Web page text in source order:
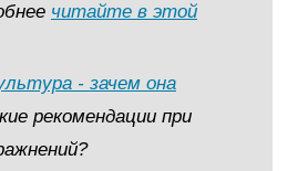
читайте в этой
- зачем она
рекомендации при